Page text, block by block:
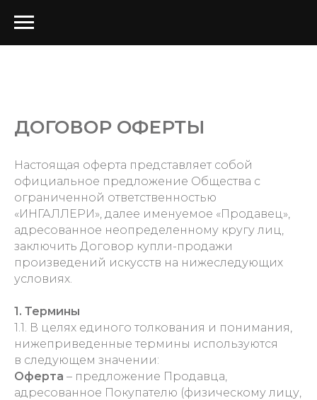
ДОГОВОР ОФЕРТЫ
Настоящая оферта представляет собой
официальное предложение Общества с
ограниченной ответственностью
«ИНГАЛЛЕРИ», далее именуемое «Продавец»,
адресованное неопределенному кругу лиц,
заключить Договор купли-продажи
произведений искусств на нижеследующих
условиях.
1. Термины
1.1. В целях единого толкования и понимания,
нижеприведенные термины используются
в следующем значении:
Оферта – предложение Продавца,
адресованное Покупателю (физическому лицу,